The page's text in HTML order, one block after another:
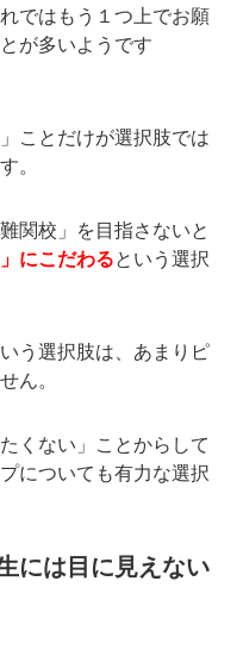
ではもう１つ上でお願
が多いようです
ことだけが選択肢では
。
関校」を目指さないと
にこだわるという選択
う選択肢は、あまりピ
ん。
くない」ことからして
についても有力な選択
には目に見えない